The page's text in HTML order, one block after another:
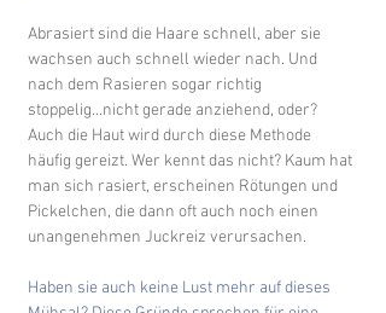
Abrasiert sind die Haare schnell, aber sie
wachsen auch schnell wieder nach. Und
nach dem Rasieren sogar richtig
stoppelig...nicht gerade anziehend, oder?
Auch die Haut wird durch diese Methode
häufig gereizt. Wer kennt das nicht? Kaum hat
man sich rasiert, erscheinen Rötungen und
Pickelchen, die dann oft auch noch einen
unangenehmen Juckreiz verursachen.
Haben sie auch keine Lust mehr auf dieses